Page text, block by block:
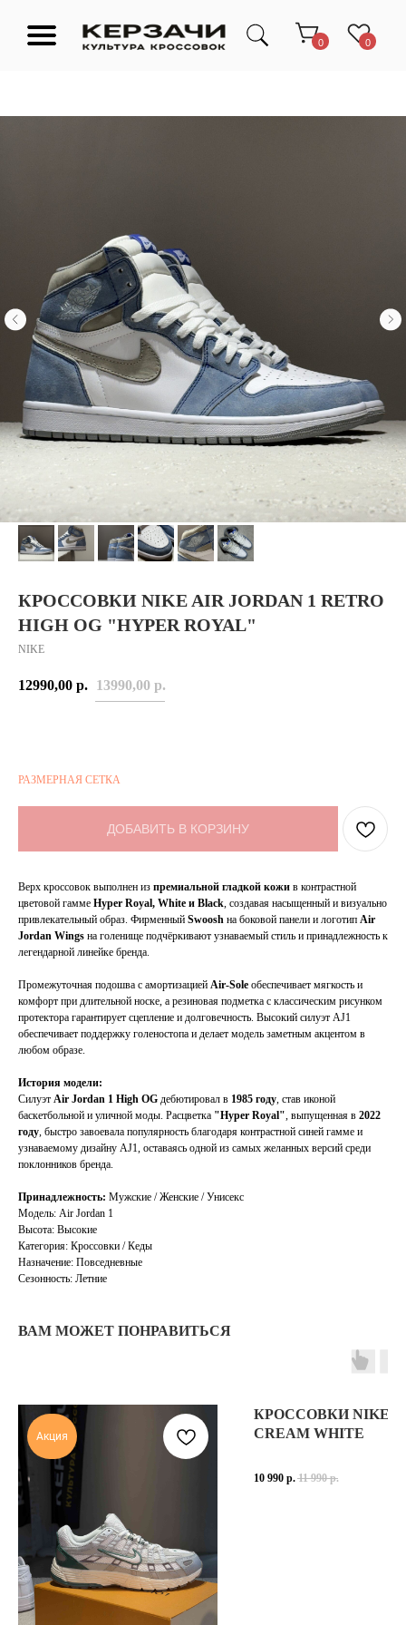
0
КРОССОВКИ NIKE AIR JORDAN 1 RETRO
HIGH OG "HYPER ROYAL"
NIKE
12990,00 р. 13990,00 р.
РАЗМЕРНАЯ СЕТКА
ДОБАВИТЬ В КОРЗИНУ
Верх кроссовок выполнен из премиальной гладкой кожи в контрастной
цветовой гамме Hyper Royal, White и Black, создавая насыщенный и визуально
привлекательный образ. Фирменный Swoosh на боковой панели и логотип Air
Jordan Wings на голенище подчёркивают узнаваемый стиль и принадлежность к
легендарной линейке бренда.
Промежуточная подошва с амортизацией Air-Sole обеспечивает мягкость и
комфорт при длительной носке, а резиновая подметка с классическим рисунком
протектора гарантирует сцепление и долговечность. Высокий силуэт AJ1
обеспечивает поддержку голеностопа и делает модель заметным акцентом в
любом образе.
История модели:
Силуэт Air Jordan 1 High OG дебютировал в 1985 году, став иконой
баскетбольной и уличной моды. Расцветка "Hyper Royal", выпущенная в 2022
году, быстро завоевала популярность благодаря контрастной синей гамме и
узнаваемому дизайну AJ1, оставаясь одной из самых желанных версий среди
поклонников бренда.
Принадлежность: Мужские / Женские / Унисекс
Модель: Air Jordan 1
Высота: Высокие
Категория: Кроссовки / Кеды
Назначение: Повседневные
Сезонность: Летние
ВАМ МОЖЕТ ПОНРАВИТЬСЯ
Акция
КРОССОВКИ NIKE P-
CREAM WHITE
10 990 р. 11 990 р.
MAX ЯНДЕКС КАРТЫ
ВОЗВРАТ
ПОЛИТИКА
ОБУВЬ
ОДЕЖДА
ЗАКАЗАТЬ С
О НАС